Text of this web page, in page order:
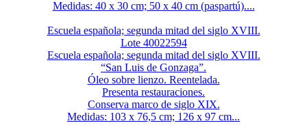
Medidas: 40 x 30 cm; 50 x 40 cm (paspartú)....
Escuela española; segunda mitad del siglo XVIII.
Lote 40022594
Escuela española; segunda mitad del siglo XVIII.
“San Luis de Gonzaga”.
Óleo sobre lienzo. Reentelada.
Presenta restauraciones.
Conserva marco de siglo XIX.
Medidas: 103 x 76,5 cm; 126 x 97 cm...